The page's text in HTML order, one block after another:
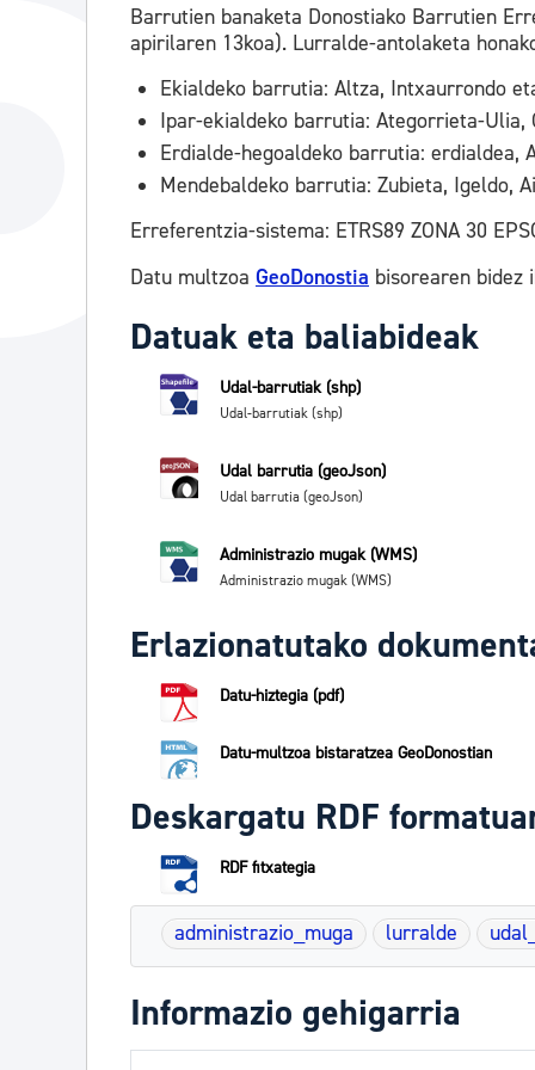
Barrutien banaketa Donostiako Barrutien
apirilaren 13koa). Lurralde-antolaketa
Ekialdeko barrutia: Altza, Intxaurrondo
Ipar-ekialdeko barrutia: Ategorrieta-Ulia,
Erdialde-hegoaldeko barrutia: erdialdea,
Mendebaldeko barrutia: Zubieta, Igeldo,
Erreferentzia-sistema: ETRS89 ZONA 30
Datu multzoa GeoDonostia bisorearen bidez
Datuak eta baliabideak
Udal-barrutiak (shp)
Udal-barrutiak (shp)
Udal barrutia (geoJson)
Udal barrutia (geoJson)
Administrazio mugak (WMS)
Administrazio mugak (WMS)
Erlazionatutako
Datu-hiztegia (pdf)
Datu-multzoa bistaratzea GeoDonostian
Deskargatu RDF
RDF fitxategia
administrazio_muga lurralde
Informazio gehigarria